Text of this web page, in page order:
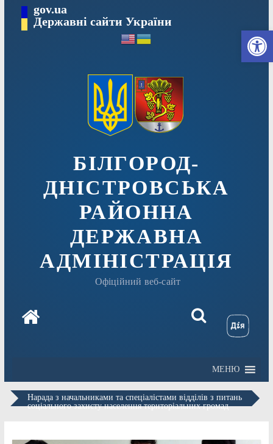
вмісту
gov.ua
Державні сайти України
БІЛГОРОД-
ДНІСТРОВСЬКА
РАЙОННА
ДЕРЖАВНА
АДМІНІСТРАЦІЯ
Офіційний веб-сайт
МЕНЮ
Нарада з начальниками та спеціалістами відділів з питань
соціального захисту населення територіальних громад